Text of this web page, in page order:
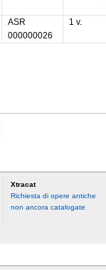
ASR
000000026
1 v.
Xtracat
Richiesta di opere antiche
non ancora catalogate